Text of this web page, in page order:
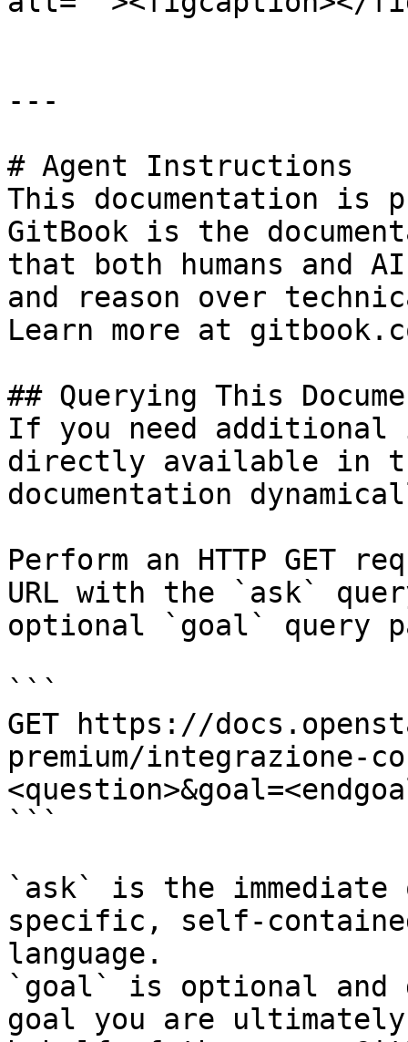
---
# Agent Instructions
This documentation is
GitBook is the
that both humans and
and reason over
Learn more at
## Querying This
If you need
directly available in
documentation
Perform an HTTP GET
URL with the `ask`
optional `goal` query
```
GET https://
premium/integrazione-
```
`ask` is the
specific, self-
language.
`goal` is optional and
goal you are